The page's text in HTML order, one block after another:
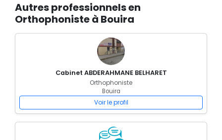
Autres professionnels en
Orthophoniste à Bouira
Cabinet ABDERAHMANE BELHARET
Orthophoniste
Bouira
Voir le profil